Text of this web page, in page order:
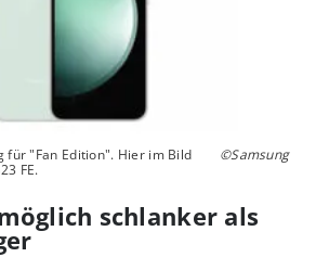
für "Fan Edition". Hier im Bild
FE.
©Samsung
schlanker als